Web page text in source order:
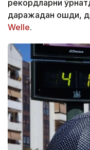
рекордларни
даражадан ошди,
Welle.